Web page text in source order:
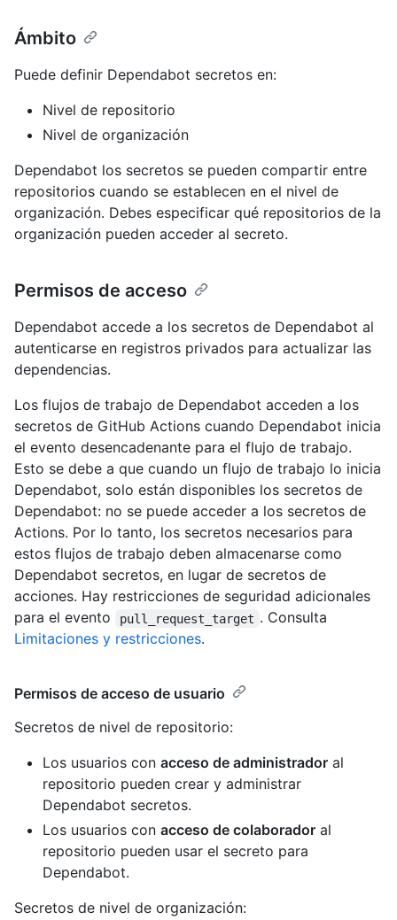
Ámbito
Puede definir Dependabot secretos en:
Nivel de repositorio
Nivel de organización
Dependabot los secretos se pueden compartir entre
repositorios cuando se establecen en el nivel de
organización. Debes especificar qué repositorios de la
organización pueden acceder al secreto.
Permisos de acceso
Dependabot accede a los secretos de Dependabot al
autenticarse en registros privados para actualizar las
dependencias.
Los flujos de trabajo de Dependabot acceden a los
secretos de GitHub Actions cuando Dependabot inicia
el evento desencadenante para el flujo de trabajo.
Esto se debe a que cuando un flujo de trabajo lo inicia
Dependabot, solo están disponibles los secretos de
Dependabot: no se puede acceder a los secretos de
Actions. Por lo tanto, los secretos necesarios para
estos flujos de trabajo deben almacenarse como
Dependabot secretos, en lugar de secretos de
acciones. Hay restricciones de seguridad adicionales
para el evento
pull_request_target . Consulta
Limitaciones y restricciones.
Permisos de acceso de usuario
Secretos de nivel de repositorio:
Los usuarios con acceso de administrador al
repositorio pueden crear y administrar
Dependabot secretos.
Los usuarios con acceso de colaborador al
repositorio pueden usar el secreto para
Dependabot.
Secretos de nivel de organización: